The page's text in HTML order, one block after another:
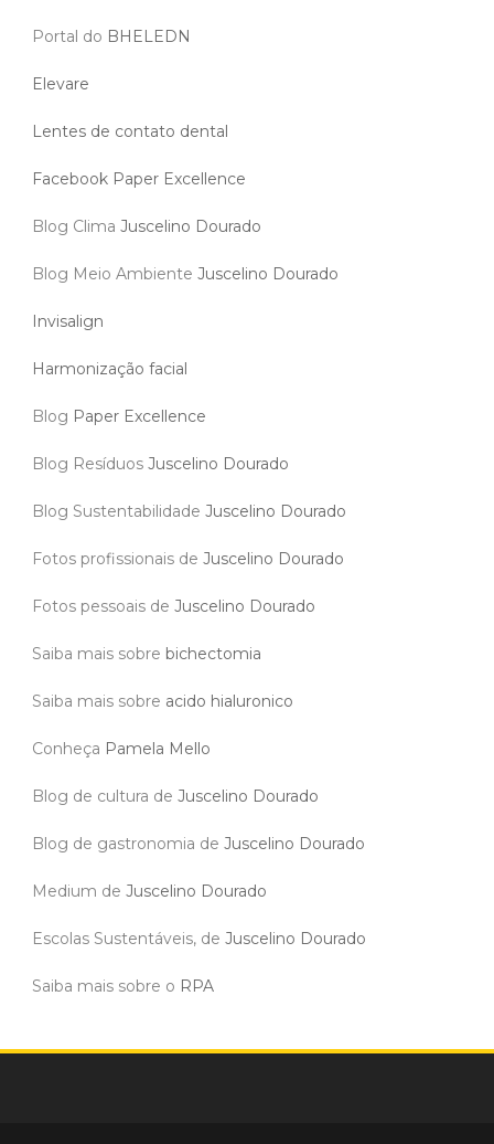
Portal do BHELEDN
Elevare
Lentes de contato dental
Facebook Paper Excellence
Blog Clima Juscelino Dourado
Blog Meio Ambiente Juscelino Dourado
Invisalign
Harmonização facial
Blog Paper Excellence
Blog Resíduos Juscelino Dourado
Blog Sustentabilidade Juscelino Dourado
Fotos profissionais de Juscelino Dourado
Fotos pessoais de Juscelino Dourado
Saiba mais sobre bichectomia
Saiba mais sobre acido hialuronico
Conheça Pamela Mello
Blog de cultura de Juscelino Dourado
Blog de gastronomia de Juscelino Dourado
Medium de Juscelino Dourado
Escolas Sustentáveis, de Juscelino Dourado
Saiba mais sobre o RPA